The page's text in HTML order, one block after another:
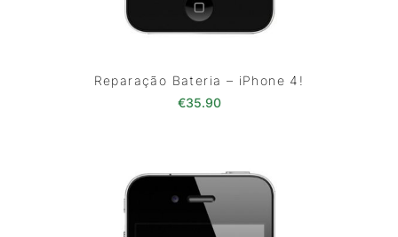
Reparação Bateria – iPhone 4!
€35.90